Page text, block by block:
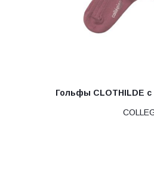
Гольфы CLOTHILDE